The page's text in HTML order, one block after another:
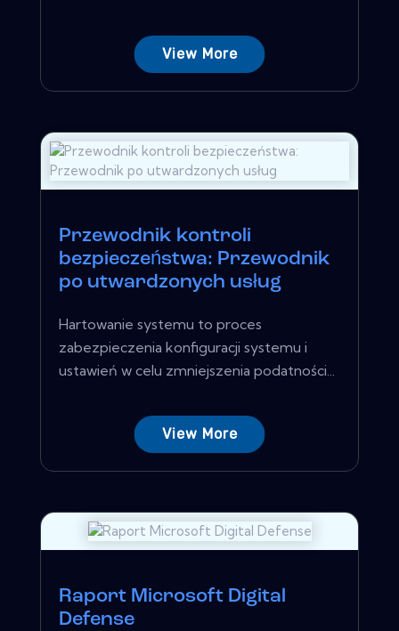
View More
Przewodnik kontroli
bezpieczeństwa: Przewodnik
po utwardzonych usług
Hartowanie systemu to proces
zabezpieczenia konfiguracji systemu i
ustawień w celu zmniejszenia podatności...
View More
Raport Microsoft Digital
Defense